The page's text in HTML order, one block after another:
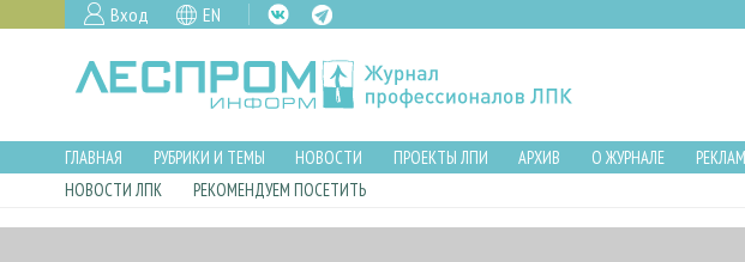
Вход EN
ГЛАВНАЯ РУБРИКИ И ТЕМЫ НОВОСТИ ПРОЕКТЫ ЛПИ АРХИВ О ЖУРНАЛЕ
НОВОСТИ ЛПК
РЕКОМЕНДУЕМ ПОСЕТИТЬ